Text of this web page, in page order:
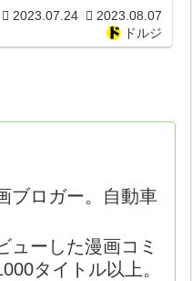
秘密が？
2023.07.24
2023.08.07
ドルジ
ブロガー。自動車
ューした漫画コミ
タイトル以上。